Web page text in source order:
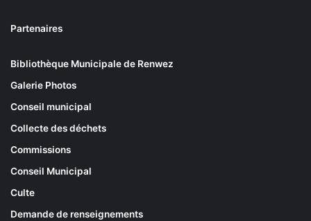
Partenaires
Bibliothèque Municipale de Renwez
Galerie Photos
Conseil municipal
Collecte des déchets
Commissions
Conseil Municipal
Culte
Demande de renseignements